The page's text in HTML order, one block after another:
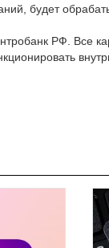
будет
РФ. Все